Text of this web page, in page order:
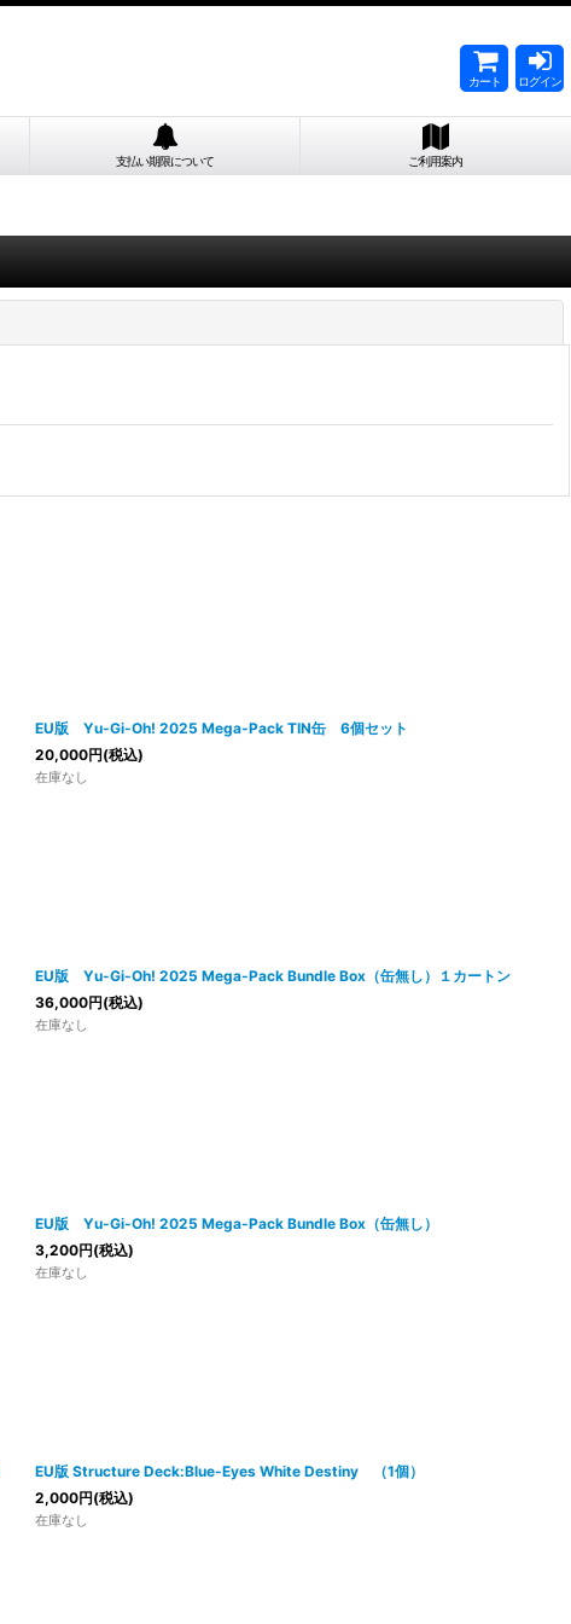
カート ログイン
支払い期限について ご利用案内
EU版 Yu-Gi-Oh! 2025 Mega-Pack TIN缶 6個セット
20,000円(税込)
在庫なし
EU版 Yu-Gi-Oh! 2025 Mega-Pack Bundle Box（缶無し）１カートン
36,000円(税込)
在庫なし
EU版 Yu-Gi-Oh! 2025 Mega-Pack Bundle Box（缶無し）
3,200円(税込)
在庫なし
EU版 Structure Deck:Blue-Eyes White Destiny （1個）
2,000円(税込)
在庫なし